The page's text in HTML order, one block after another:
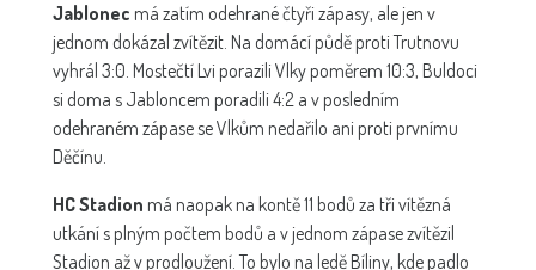
Jablonec má zatím odehrané čtyři zápasy, ale jen v
jednom dokázal zvítězit. Na domácí půdě proti Trutnovu
vyhrál 3:0. Mostečtí Lvi porazili Vlky poměrem 10:3, Buldoci
si doma s Jabloncem poradili 4:2 a v posledním
odehraném zápase se Vlkům nedařilo ani proti prvnímu
Děčínu.
HC Stadion má naopak na kontě 11 bodů za tři vítězná
utkání s plným počtem bodů a v jednom zápase zvítězil
Stadion až v prodloužení. To bylo na ledě Bíliny, kde padlo